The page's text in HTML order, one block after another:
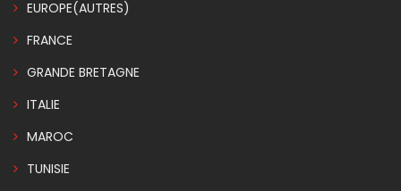
EUROPE(AUTRES)
FRANCE
GRANDE BRETAGNE
ITALIE
MAROC
TUNISIE